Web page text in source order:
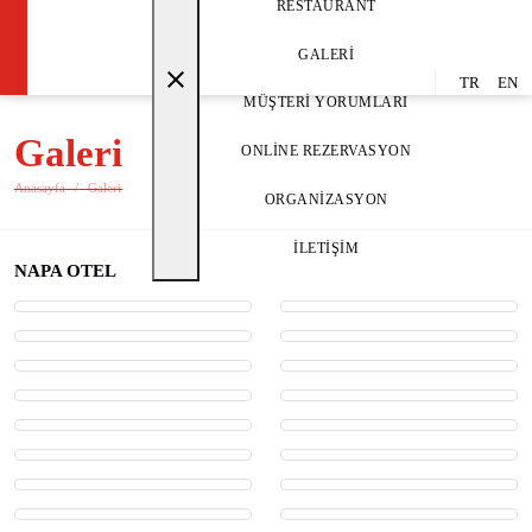
close
RESTAURANT
GALERI
MÜŞTERI YORUMLARI
ONLINE REZERVASYON
ORGANIZASYON
İLETIŞIM
TR EN
Galeri
Anasayfa Galeri
NAPA OTEL